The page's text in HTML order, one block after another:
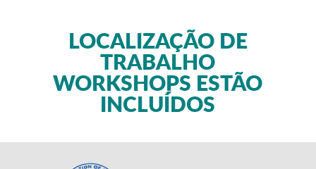
LOCALIZAÇÃO DE
TRABALHO
WORKSHOPS ESTÃO
INCLUÍDOS